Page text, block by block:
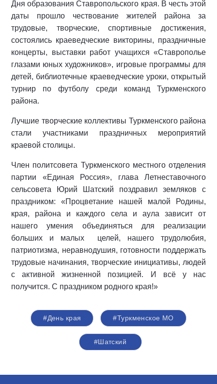
Дня образования Ставропольского края. В честь этой
даты прошло чествование жителей района за
трудовые, творческие, спортивные достижения,
состоялись краеведческие викторины, праздничные
концерты, выставки работ учащихся «Ставрополье
глазами юных художников», игровые программы для
детей, библиотечные краеведческие уроки, открытый
турнир по футболу среди команд Туркменского
района.
Лучшие творческие коллективы Туркменского района
стали участниками праздничных мероприятий
краевой столицы.
Член политсовета Туркменского местного отделения
партии «Единая Россия», глава Летнеставочного
сельсовета Юрий Шатский поздравил земляков с
праздником: «Процветание нашей малой Родины,
края, района и каждого села и аула зависит от
нашего умения объединяться для реализации
больших и малых целей, нашего трудолюбия,
патриотизма, неравнодушия, готовности поддержать
трудовые начинания, творческие инициативы, людей
с активной жизненной позицией. И всё у нас
получится. С праздником родного края!»
#День края #Туркменское МО
#Шатский